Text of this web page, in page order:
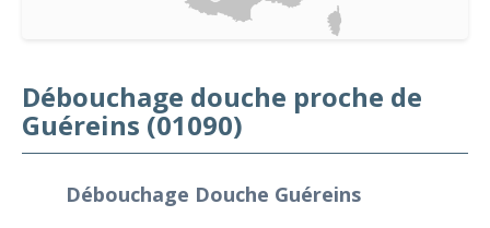
Débouchage douche proche de
Guéreins (01090)
Débouchage Douche Guéreins